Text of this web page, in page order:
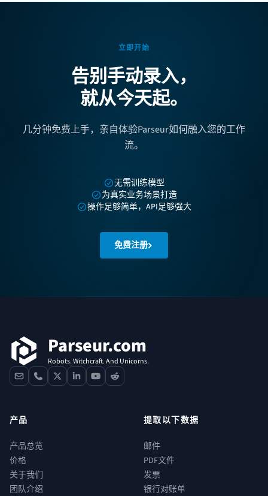
立即开始
告别手动录入，
就从今天起。
几分钟免费上手，亲自体验Parseur如何融入您的工作
流。
无需训练模型
为真实业务场景打造
操作足够简单，API足够强大
免费注册
Parseur.com
Robots. Witchcraft. And Unicorns.
contactphone
x linkedinyoutube
reddit
产品
产品总览
价格
关于我们
团队介绍
提取以下数据
邮件
PDF文件
发票
银行对账单